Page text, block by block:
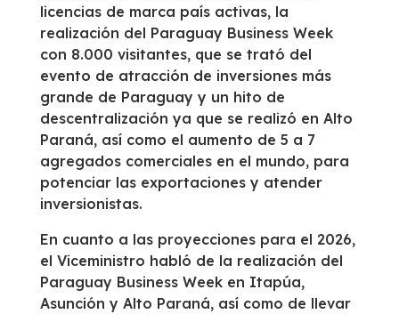
licencias de marca país activas, la
realización del Paraguay Business Week
con 8.000 visitantes, que se trató del
evento de atracción de inversiones más
grande de Paraguay y un hito de
descentralización ya que se realizó en Alto
Paraná, así como el aumento de 5 a 7
agregados comerciales en el mundo, para
potenciar las exportaciones y atender
inversionistas.
En cuanto a las proyecciones para el 2026,
el Viceministro habló de la realización del
Paraguay Business Week en Itapúa,
Asunción y Alto Paraná, así como de llevar